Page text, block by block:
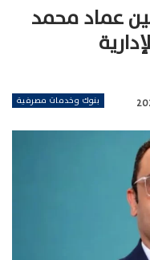
عماد محمد
بنوك وخدمات مصرفية